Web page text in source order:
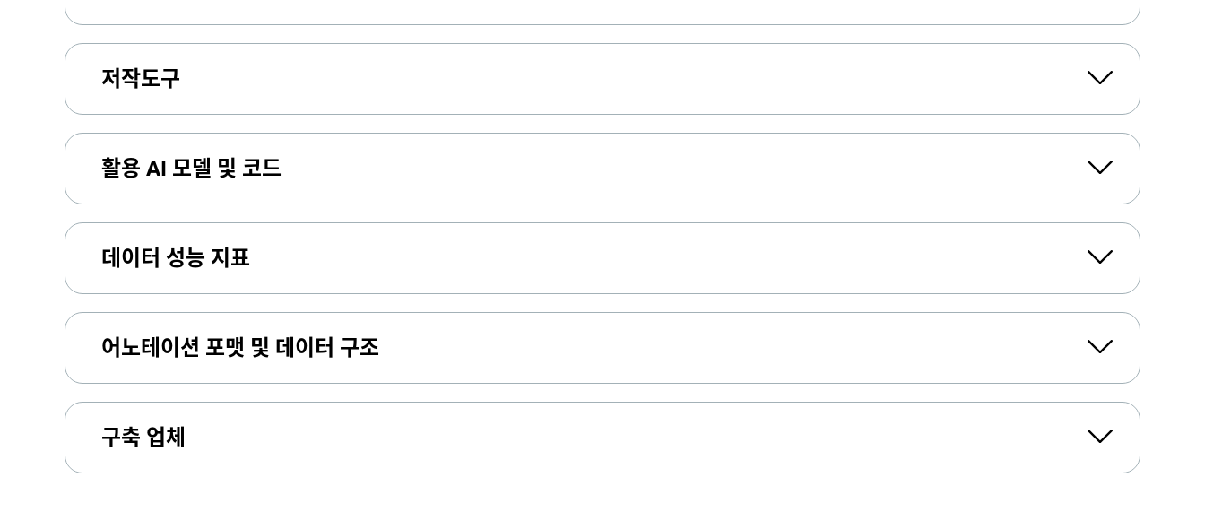
저작도구
활용 AI 모델 및 코드
데이터 성능 지표
어노테이션 포맷 및 데이터 구조
구축 업체